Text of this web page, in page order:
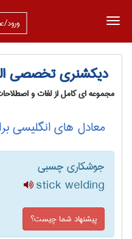
دیکشنری تخصصی
مجموعه ای کامل از لغات و
معادل های انگلیسی
جوشکاری چسبی
stick welding
پیشنهاد شما چیست؟